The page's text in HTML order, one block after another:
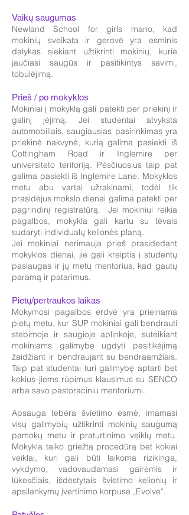
Vaikų saugumas
Newland School for girls mano, kad
mokinių sveikata ir gerovė yra esminis
dalykas siekiant užtikrinti mokinių, kurie
jaučiasi saugūs ir pasitikintys savimi,
tobulėjimą.
Prieš / po mokyklos
Mokiniai į mokyklą gali patekti per priekinį ir
galinį įėjimą. Jei studentai atvyksta
automobiliais, saugiausias pasirinkimas yra
priekinė nakvynė, kurią galima pasiekti iš
Cottingham Road ir Inglemire per
universiteto teritoriją. Pėsčiuosius taip pat
galima pasiekti iš Inglemire Lane. Mokyklos
metu abu vartai užrakinami, todėl tik
prasidėjus mokslo dienai galima patekti per
pagrindinį registratūrą. Jei mokiniui reikia
pagalbos, mokykla gali kartu su tėvais
sudaryti individualų kelionės planą.
Jei mokiniai nerimauja prieš prasidedant
mokyklos dienai, jie gali kreiptis į studentų
paslaugas ir jų metų mentorius, kad gautų
paramą ir patarimus.
Pietų/pertraukos laikas
Mokymosi pagalbos erdvė yra prieinama
pietų metu, kur SUP mokiniai gali bendrauti
stebimoje ir saugioje aplinkoje, suteikiant
mokiniams galimybę ugdyti pasitikėjimą
žaidžiant ir bendraujant su bendraamžiais.
Taip pat studentai turi galimybę aptarti bet
kokius jiems rūpimus klausimus su SENCO
arba savo pastoraciniu mentoriumi.
Apsauga tebėra švietimo esmė, imamasi
visų galimybių užtikrinti mokinių saugumą
pamokų metu ir praturtinimo veiklų metu.
Mokykla taiko griežtą procedūrą bet kokiai
veiklai, kuri gali būti laikoma rizikinga,
vykdymo, vadovaudamasi gairėmis ir
lūkesčiais, išdėstytais švietimo kelionių ir
apsilankymų įvertinimo korpuse „Evolve“.